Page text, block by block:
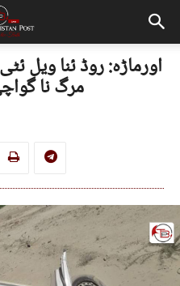
اورماڑہ: روڈ ئنا ویل
مرگ نا